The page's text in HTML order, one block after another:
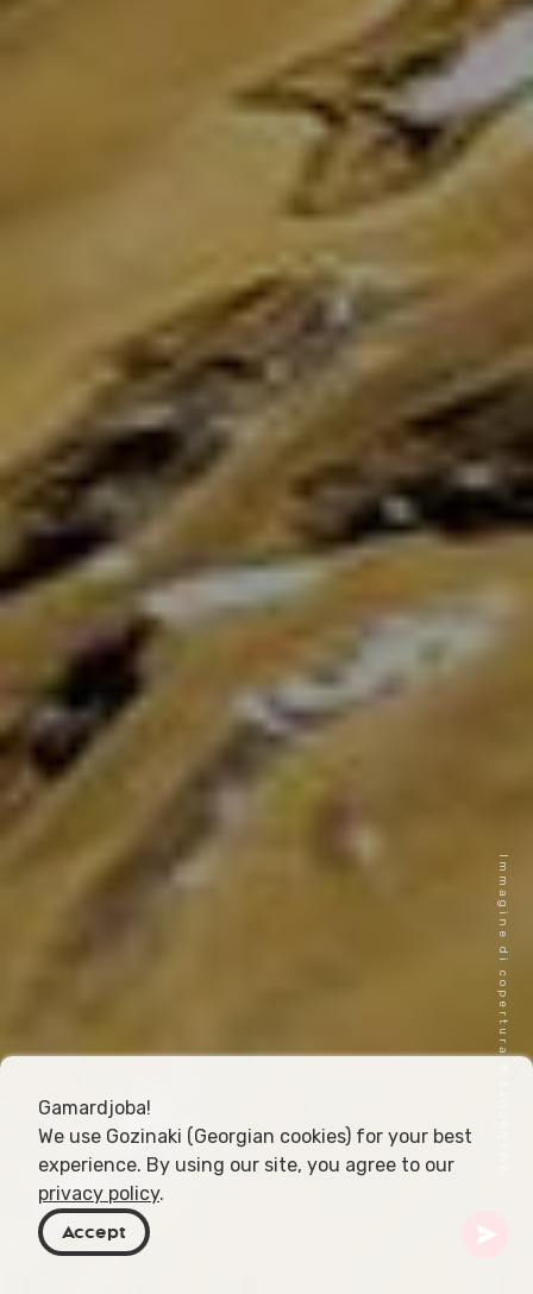
Immagine di copertura © ნატახტარი
Gamardjoba!
We use Gozinaki (Georgian cookies) for your best
experience. By using our site, you agree to our
privacy policy.
Accept